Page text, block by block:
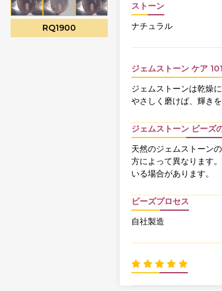
RQ1900
ストーン
ナチュラル
ジェムストーン ケア
ジェムストーンは乾燥
やさしく磨けば、輝き
ジェムストーン ビーズ
天然のジェムストーン
方によって異なります
いる場合があります。
ビーズプロセス
自社製造